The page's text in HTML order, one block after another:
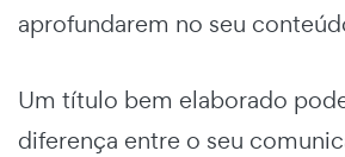
aprofundarem no seu
Um título bem elaborado
diferença entre o seu